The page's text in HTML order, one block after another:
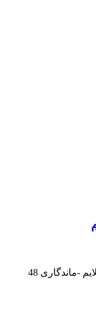
-فاقد الکل -ضد حساسیت -نوع رایحه گرم ملایم -ماندگاری 48